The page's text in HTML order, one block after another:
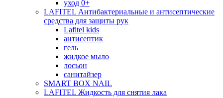
уход 0+
LAFITEL Антибактериальные и антисептические
средства для защиты рук
Lafitel kids
антисептик
гель
жидкое мыло
лосьон
санитайзер
SMART BOX NAIL
LAFITEL Жидкость для снятия лака